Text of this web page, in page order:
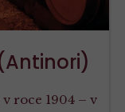
roce 1904 – v